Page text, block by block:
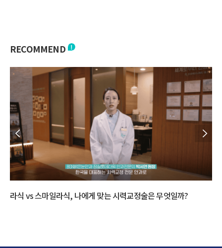
RECOMMEND
라식 vs 스마일라식, 나에게 맞는 시력교정술은 무엇일까?